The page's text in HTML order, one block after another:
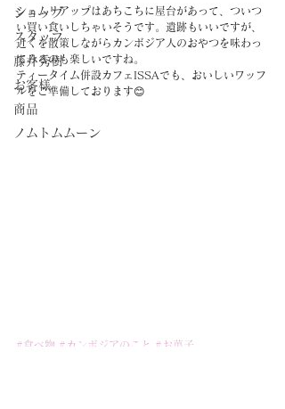
ショップ
スタッフ
藤井秀樹
お客様
商品
ノムトムムーン
シェムリアップはあちこちに屋台があって、ついつ
い買い食いしちゃいそうです。遺跡もいいですが、
近くを散策しながらカンボジア人のおやつを味わっ
てみるのも楽しいですね。
ティータイム併設カフェISSAでも、おいしいワッフ
ルをご準備しております😊
#食べ物 #カンボジアのこと #お菓子